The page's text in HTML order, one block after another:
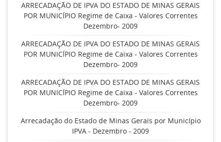
ARRECADAÇÃO DE IPVA DO ESTADO DE MINAS GERAIS
POR MUNICÍPIO Regime de Caixa - Valores Correntes
Dezembro- 2009
ARRECADAÇÃO DE IPVA DO ESTADO DE MINAS GERAIS
POR MUNICÍPIO Regime de Caixa - Valores Correntes
Dezembro- 2009
ARRECADAÇÃO DE IPVA DO ESTADO DE MINAS GERAIS
POR MUNICÍPIO Regime de Caixa - Valores Correntes
Dezembro- 2009
Arrecadação do Estado de Minas Gerais por Município
IPVA - Dezembro - 2009